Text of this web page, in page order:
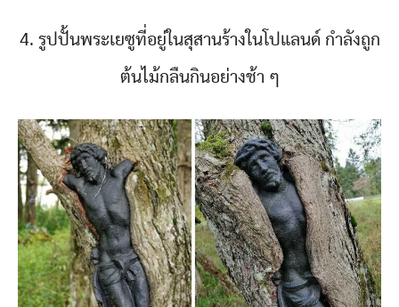
4. รูปปั้นพระเยซูที่อยู่ในสุสานร้างในโปแลนด์ กำลังถูก
ต้นไม้กลืนกินอย่างช้า ๆ